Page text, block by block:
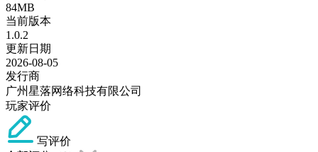
84MB
当前版本
1.0.2
更新日期
2026-08-05
发行商
广州星落网络科技有限公司
玩家评价
写评价